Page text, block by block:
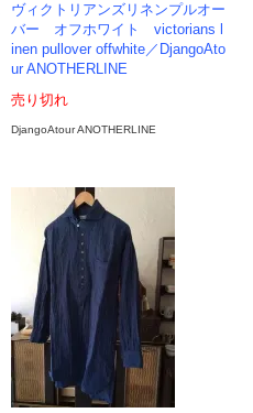
ヴィクトリアンズリネンプルオー
バー オフホワイト victorians l
inen pullover offwhite／DjangoAto
ur ANOTHERLINE
売り切れ
DjangoAtour ANOTHERLINE